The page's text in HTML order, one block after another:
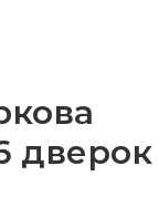
дверок